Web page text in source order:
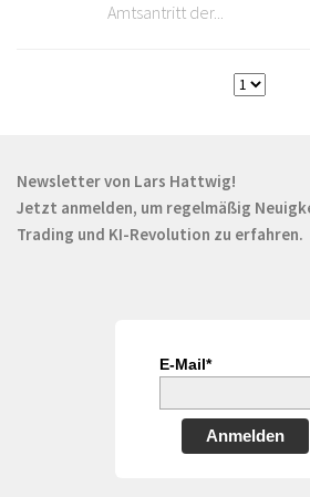
Amtsantritt der...
Newsletter von Lars Hattwig!
Jetzt anmelden, um regelmäßig
Trading und KI-Revolution zu erfahren.
E-Mail*
Anmelden